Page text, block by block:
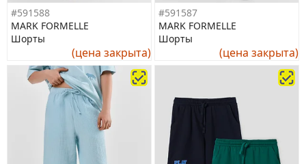
#591588
MARK FORMELLE
Шорты
(цена закрыта)
#591587
MARK FORMELLE
Шорты
(цена закрыта)